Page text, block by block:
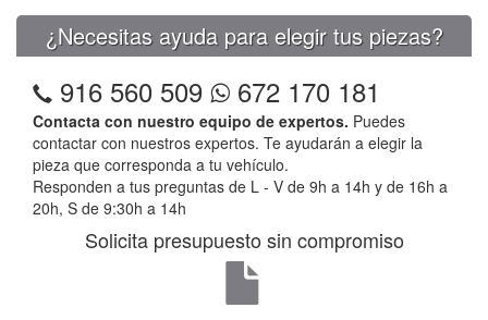
¿Necesitas ayuda para elegir tus piezas?
916 560 509 672 170 181
Contacta con nuestro equipo de expertos. Puedes
contactar con nuestros expertos. Te ayudarán a elegir la
pieza que corresponda a tu vehículo.
Responden a tus preguntas de L - V de 9h a 14h y de 16h a
20h, S de 9:30h a 14h
Solicita presupuesto sin compromiso